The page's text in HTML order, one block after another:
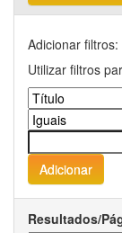
Adicionar filtros:
Utilizar filtros
Resultados/